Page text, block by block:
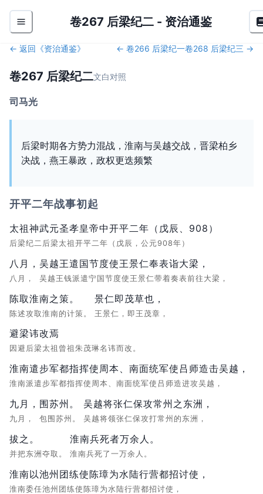
卷267 后梁纪二 - 资治通鉴
← 返回《资治通鉴》 ← 卷266 后梁纪一卷268 后梁纪三 →
卷267 后梁纪二文白对照
司马光
后梁时期各方势力混战，淮南与吴越交战，晋梁柏乡
决战，燕王暴政，政权更迭频繁
开平二年战事初起
太祖神武元圣孝皇帝中开平二年（戊辰、908）
后梁纪二后梁太祖开平二年（戊辰，公元908年）
八月，
八月，
吴越王遣国节度使王景仁奉表诣大梁，
吴越王钱派遣宁国节度使王景仁带着奏表前往大梁，
陈取淮南之策。
陈述攻取淮南的计策。
景仁即茂草也，
王景仁，即王茂章，
避梁讳改焉
因避后梁太祖曾祖朱茂琳名讳而改。
淮南遣步军都指挥使周本、南面统军使吕师造击吴越，
淮南派遣步军都指挥使周本、南面统军使吕师造进攻吴越，
九月，
九月，
围苏州。
包围苏州。
吴越将张仁保攻常州之东洲，
吴越将领张仁保攻打常州的东洲，
拔之。
并把东洲夺取。
淮南兵死者万余人。
淮南兵死了一万余人。
淮南以池州团练使陈璋为水陆行营都招讨使，
淮南委任池州团练使陈璋为水陆行营都招讨使，